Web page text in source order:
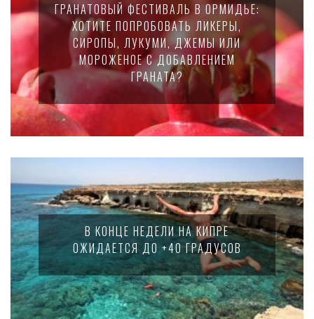
ГРАНАТОВЫЙ ФЕСТИВАЛЬ В ОРМИДЬЕ:
ХОТИТЕ ПОПРОБОВАТЬ ЛИКЕРЫ,
СИРОПЫ, ЛУКУМИ, ДЖЕМЫ ИЛИ
МОРОЖЕНОЕ С ДОБАВЛЕНИЕМ
ГРАНАТА?
В КОНЦЕ НЕДЕЛИ НА КИПРЕ
ОЖИДАЕТСЯ ДО +40 ГРАДУСОВ